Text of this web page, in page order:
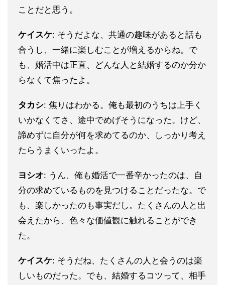
ことだと思う。
ケイスケ: そうだよな、共通の趣味があると話も
合うし、一緒に楽しむことが増えるからね。で
も、婚活中は正直、どんな人と結婚するのか分か
らなくて焦ったよ。
タカシ: 焦りはわかる。俺も最初のうちは上手く
いかなくてさ、途中でめげそうになった。けど、
諦めずに自分が何を求めてるのか、しっかり考え
たらうまくいったよ。
ヨシオ: うん、俺も婚活で一番辛かったのは、自
分の求めているものを見つけることだったな。で
も、楽しかったのも事実だし。たくさんの人と出
会えたから、色々な価値観に触れることができ
た。
ケイスケ: そうだね、たくさんの人と会うのは楽
しいものだった。でも、結婚するコツって、相手